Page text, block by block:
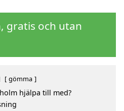
gratis och utan
gömma
hjälpa till med?